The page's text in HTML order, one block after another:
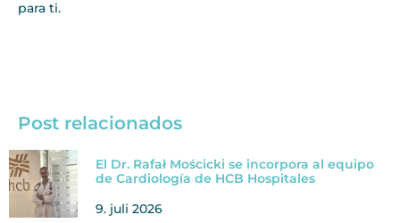
para ti.
Post relacionados
El Dr. Rafał Mościcki se incorpora al equipo
de Cardiología de HCB Hospitales
9. juli 2026